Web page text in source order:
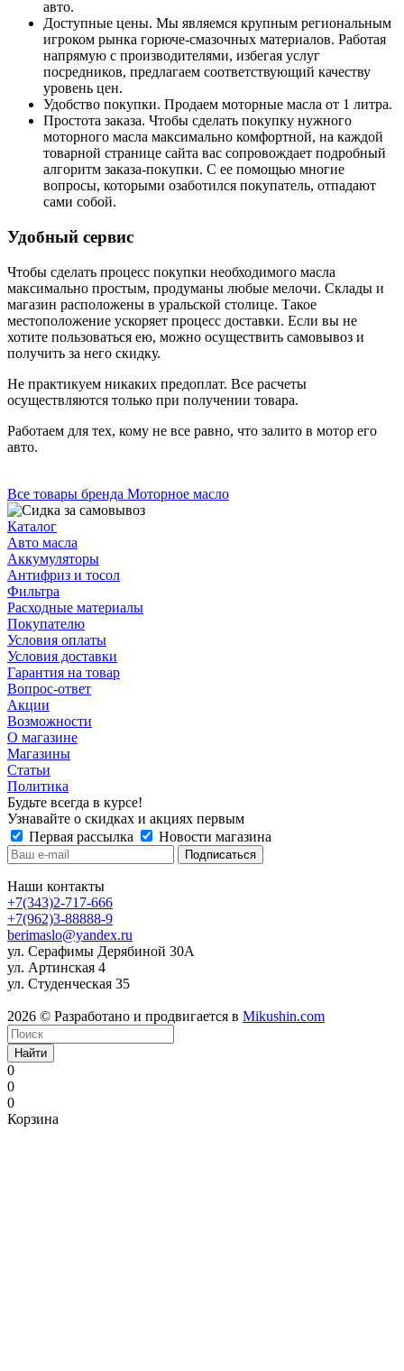
авто.
Доступные цены. Мы являемся крупным региональным
игроком рынка горюче-смазочных материалов. Работая
напрямую с производителями, избегая услуг
посредников, предлагаем соответствующий качеству
уровень цен.
Удобство покупки. Продаем моторные масла от 1 литра.
Простота заказа. Чтобы сделать покупку нужного
моторного масла максимально комфортной, на каждой
товарной странице сайта вас сопровождает подробный
алгоритм заказа-покупки. С ее помощью многие
вопросы, которыми озаботился покупатель, отпадают
сами собой.
Удобный сервис
Чтобы сделать процесс покупки необходимого масла
максимально простым, продуманы любые мелочи. Склады и
магазин расположены в уральской столице. Такое
местоположение ускоряет процесс доставки. Если вы не
хотите пользоваться ею, можно осуществить самовывоз и
получить за него скидку.
Не практикуем никаких предоплат. Все расчеты
осуществляются только при получении товара.
Работаем для тех, кому не все равно, что залито в мотор его
авто.
Все товары бренда Моторное масло
Каталог
Авто масла
Аккумуляторы
Антифриз и тосол
Фильтра
Расходные материалы
Покупателю
Условия оплаты
Условия доставки
Гарантия на товар
Вопрос-ответ
Акции
Возможности
О магазине
Магазины
Статьи
Политика
Будьте всегда в курсе!
Узнавайте о скидках и акциях первым
Первая рассылка
Новости магазина
Наши контакты
+7(343)2-717-666
+7(962)3-88888-9
berimaslo@yandex.ru
ул. Серафимы Дерябиной 30А
ул. Артинская 4
ул. Студенческая 35
2026 © Разработано и продвигается в Mikushin.com
Найти
0
0
0
Корзина